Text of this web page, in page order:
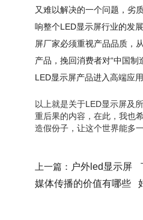
又难以解决的一个问题，劣
响整个LED显示屏行业的发
屏厂家必须重视产品品质，
产品，挽回消费者对“中国制
LED显示屏产品进入高端应用
以上就是关于LED显示屏及
重后果的内容，在此，我也
造假份子，让这个世界能多
上一篇： 户外led显示屏
媒体传播的价值有哪些